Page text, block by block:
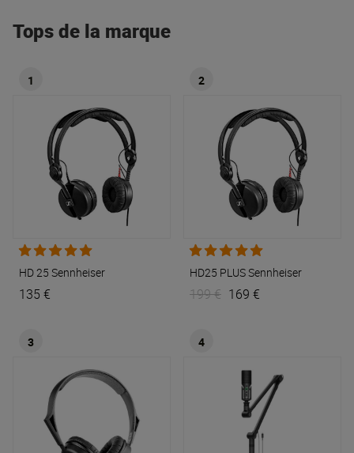
Tops de la marque
1
HD 25 Sennheiser
135 €
2
HD25 PLUSSennheiser
199 € 169 €
3 4